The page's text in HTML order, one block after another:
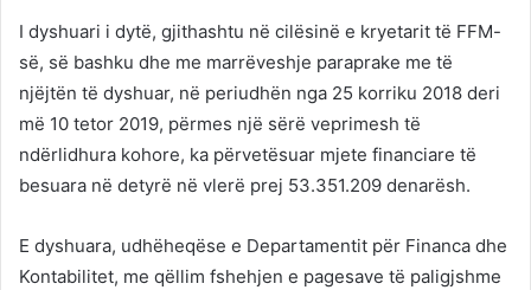
I dyshuari i dytë, gjithashtu në cilësinë e kryetarit të FFM-
së, së bashku dhe me marrëveshje paraprake me të
njëjtën të dyshuar, në periudhën nga 25 korriku 2018 deri
më 10 tetor 2019, përmes një sërë veprimesh të
ndërlidhura kohore, ka përvetësuar mjete financiare të
besuara në detyrë në vlerë prej 53.351.209 denarësh.
E dyshuara, udhëheqëse e Departamentit për Financa dhe
Kontabilitet, me qëllim fshehjen e pagesave të paligjshme